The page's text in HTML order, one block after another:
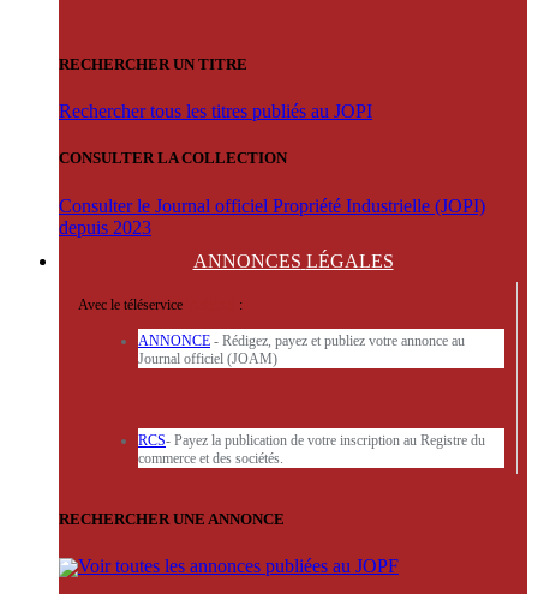
RECHERCHER UN TITRE
Rechercher tous les titres publiés au JOPI
CONSULTER LA COLLECTION
Consulter le Journal officiel Propriété Industrielle (JOPI)
depuis 2023
ANNONCES LÉGALES
Avec le téléservice :
ANNONCE - Rédigez, payez et publiez votre annonce au
Journal officiel (JOAM)
RCS- Payez la publication de votre inscription au Registre du
commerce et des sociétés.
RECHERCHER UNE ANNONCE
Voir toutes les annonces publiées au JOPF